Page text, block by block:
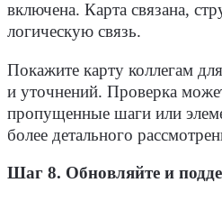
включена. Карта связана,
логическую связь.
Покажите карту коллегам
и уточнений. Проверка
пропущенные шаги или
более детального
Шаг 8. Обновляйте и